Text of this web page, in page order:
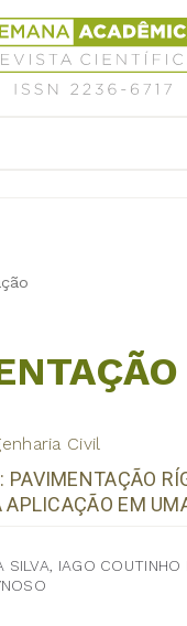
Civil
PAVIMENTAÇÃO
APLICAÇÃO EM
SILVA, IAGO COUTINHO